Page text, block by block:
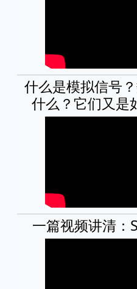
什么是模拟信号
什么？它们又是
一篇视频讲清：